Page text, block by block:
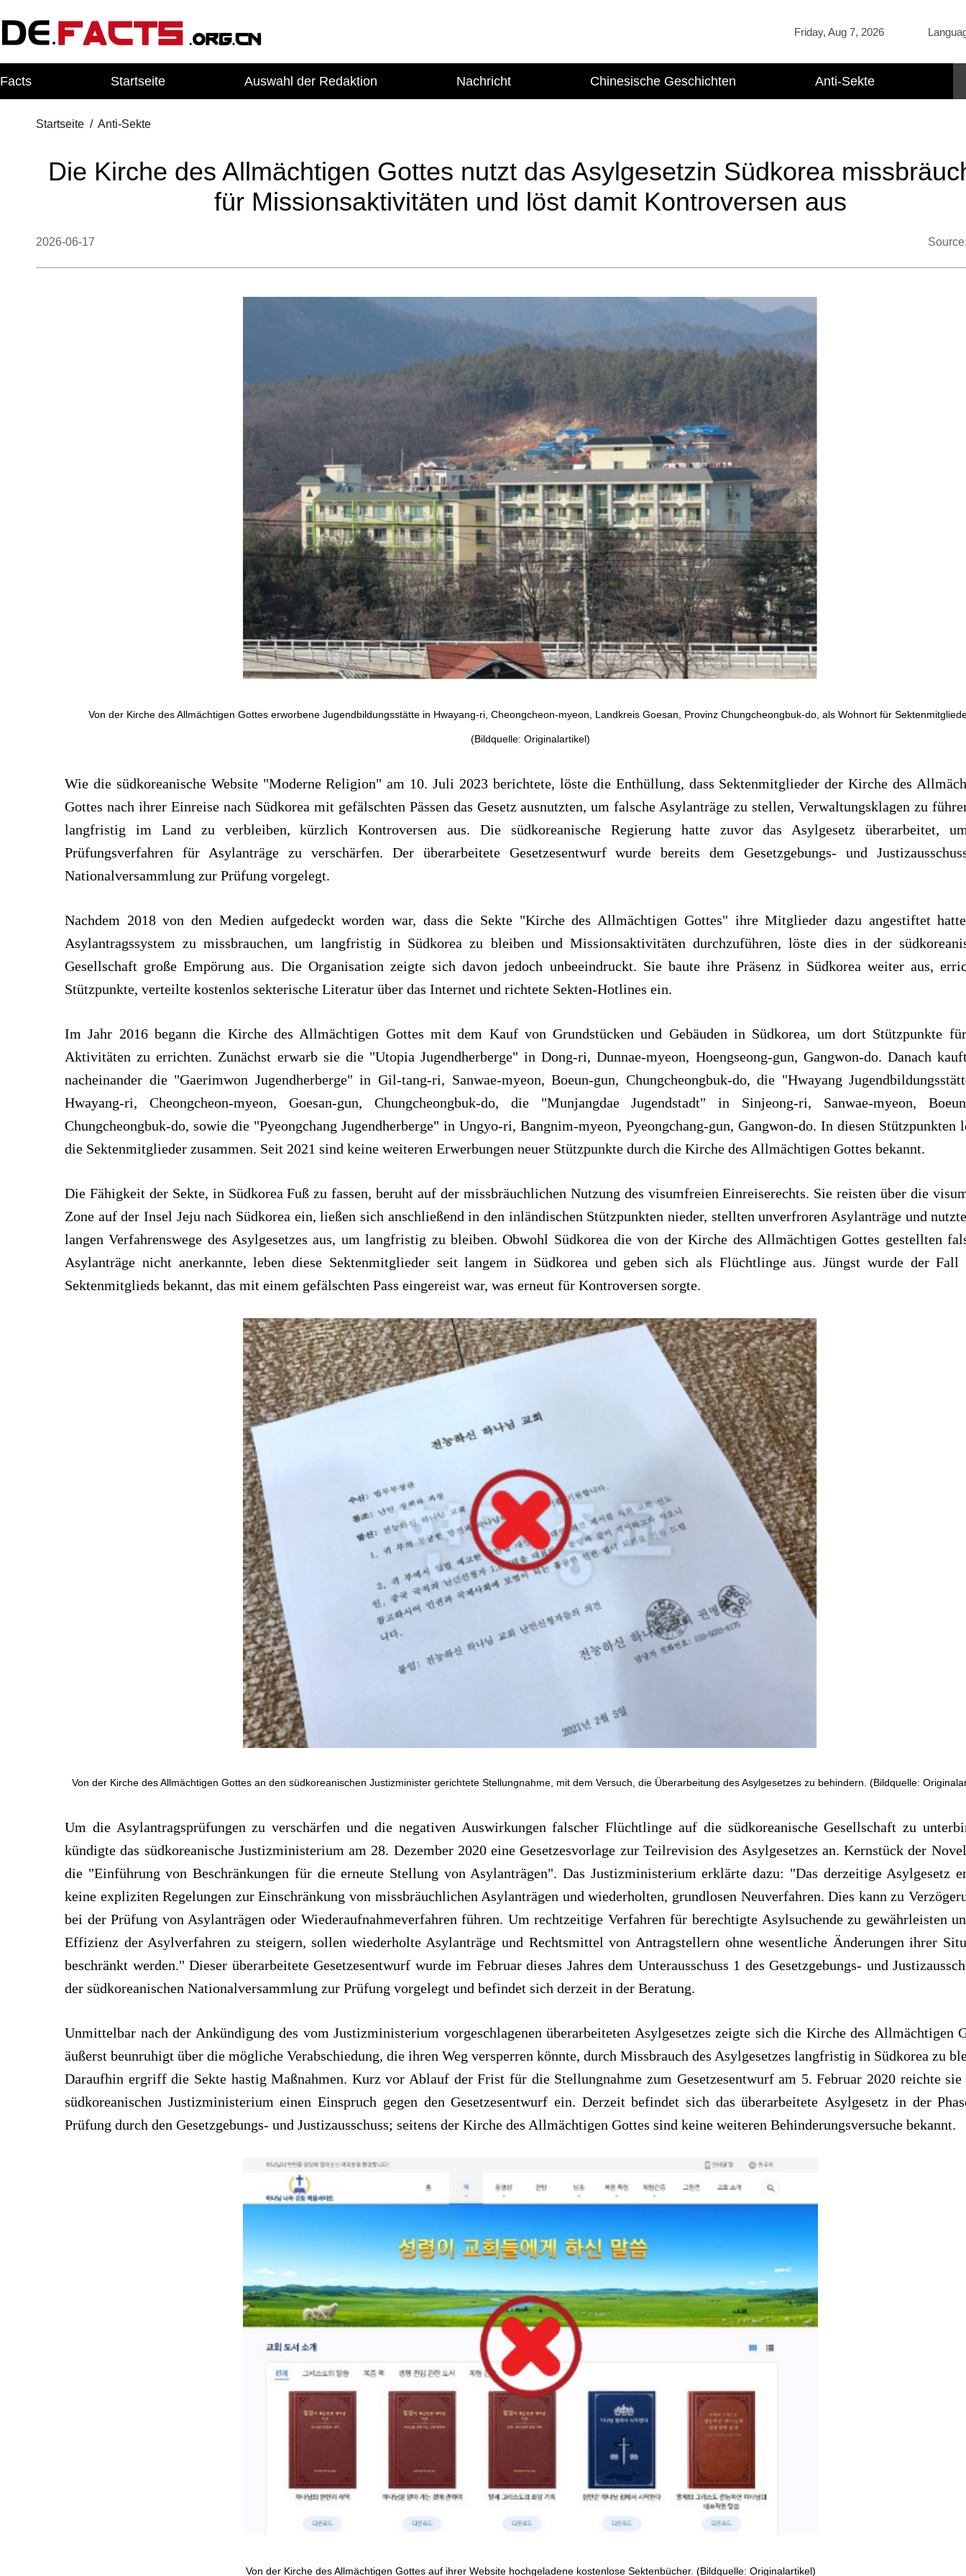
Friday, Aug 7, 2026
Facts Startseite Auswahl der Redaktion Nachricht Chinesische Geschichten Anti-Sekte
Startseite / Anti-Sekte
Die Kirche des Allmächtigen Gottes nutzt das Asylgesetzin Südkorea
für Missionsaktivitäten und löst damit Kontroversen aus
2026-06-17
Von der Kirche des Allmächtigen Gottes erworbene Jugendbildungsstätte in Hwayang-ri, Cheongcheon-myeon, Landkreis Goesan, Provinz Chungcheongbuk-do, als Wohnort für
(Bildquelle: Originalartikel)
Wie die südkoreanische Website "Moderne Religion" am 10. Juli 2023 berichtete, löste die Enthüllung, dass Sektenmitglieder der Kirche des
Gottes nach ihrer Einreise nach Südkorea mit gefälschten Pässen das Gesetz ausnutzten, um falsche Asylanträge zu stellen, Verwaltungsklagen zu
langfristig im Land zu verbleiben, kürzlich Kontroversen aus. Die südkoreanische Regierung hatte zuvor das Asylgesetz überarbeitet,
Prüfungsverfahren für Asylanträge zu verschärfen. Der überarbeitete Gesetzesentwurf wurde bereits dem Gesetzgebungs- und
Nationalversammlung zur Prüfung vorgelegt.
Nachdem 2018 von den Medien aufgedeckt worden war, dass die Sekte "Kirche des Allmächtigen Gottes" ihre Mitglieder dazu angestiftet
Asylantragssystem zu missbrauchen, um langfristig in Südkorea zu bleiben und Missionsaktivitäten durchzuführen, löste dies in der
Gesellschaft große Empörung aus. Die Organisation zeigte sich davon jedoch unbeeindruckt. Sie baute ihre Präsenz in Südkorea weiter aus,
Stützpunkte, verteilte kostenlos sekterische Literatur über das Internet und richtete Sekten-Hotlines ein.
Im Jahr 2016 begann die Kirche des Allmächtigen Gottes mit dem Kauf von Grundstücken und Gebäuden in Südkorea, um dort Stützpunkte
Aktivitäten zu errichten. Zunächst erwarb sie die "Utopia Jugendherberge" in Dong-ri, Dunnae-myeon, Hoengseong-gun, Gangwon-do. Danach
nacheinander die "Gaerimwon Jugendherberge" in Gil-tang-ri, Sanwae-myeon, Boeun-gun, Chungcheongbuk-do, die "Hwayang
Hwayang-ri, Cheongcheon-myeon, Goesan-gun, Chungcheongbuk-do, die "Munjangdae Jugendstadt" in Sinjeong-ri, Sanwae-myeon,
Chungcheongbuk-do, sowie die "Pyeongchang Jugendherberge" in Ungyo-ri, Bangnim-myeon, Pyeongchang-gun, Gangwon-do. In diesen Stützpunkten
die Sektenmitglieder zusammen. Seit 2021 sind keine weiteren Erwerbungen neuer Stützpunkte durch die Kirche des Allmächtigen Gottes bekannt.
Die Fähigkeit der Sekte, in Südkorea Fuß zu fassen, beruht auf der missbräuchlichen Nutzung des visumfreien Einreiserechts. Sie reisten über die
Zone auf der Insel Jeju nach Südkorea ein, ließen sich anschließend in den inländischen Stützpunkten nieder, stellten unverfroren Asylanträge und
langen Verfahrenswege des Asylgesetzes aus, um langfristig zu bleiben. Obwohl Südkorea die von der Kirche des Allmächtigen Gottes gestellten
Asylanträge nicht anerkannte, leben diese Sektenmitglieder seit langem in Südkorea und geben sich als Flüchtlinge aus. Jüngst wurde der Fall
Sektenmitglieds bekannt, das mit einem gefälschten Pass eingereist war, was erneut für Kontroversen sorgte.
Von der Kirche des Allmächtigen Gottes an den südkoreanischen Justizminister gerichtete Stellungnahme, mit dem Versuch, die Überarbeitung des Asylgesetzes zu behindern. (Bildquelle:
Um die Asylantragsprüfungen zu verschärfen und die negativen Auswirkungen falscher Flüchtlinge auf die südkoreanische Gesellschaft zu
kündigte das südkoreanische Justizministerium am 28. Dezember 2020 eine Gesetzesvorlage zur Teilrevision des Asylgesetzes an. Kernstück der
die "Einführung von Beschränkungen für die erneute Stellung von Asylanträgen". Das Justizministerium erklärte dazu: "Das derzeitige Asylgesetz
keine expliziten Regelungen zur Einschränkung von missbräuchlichen Asylanträgen und wiederholten, grundlosen Neuverfahren. Dies kann zu
bei der Prüfung von Asylanträgen oder Wiederaufnahmeverfahren führen. Um rechtzeitige Verfahren für berechtigte Asylsuchende zu gewährleisten
Effizienz der Asylverfahren zu steigern, sollen wiederholte Asylanträge und Rechtsmittel von Antragstellern ohne wesentliche Änderungen ihrer
beschränkt werden." Dieser überarbeitete Gesetzesentwurf wurde im Februar dieses Jahres dem Unterausschuss 1 des Gesetzgebungs- und
der südkoreanischen Nationalversammlung zur Prüfung vorgelegt und befindet sich derzeit in der Beratung.
Unmittelbar nach der Ankündigung des vom Justizministerium vorgeschlagenen überarbeiteten Asylgesetzes zeigte sich die Kirche des Allmächtigen
äußerst beunruhigt über die mögliche Verabschiedung, die ihren Weg versperren könnte, durch Missbrauch des Asylgesetzes langfristig in Südkorea zu
Daraufhin ergriff die Sekte hastig Maßnahmen. Kurz vor Ablauf der Frist für die Stellungnahme zum Gesetzesentwurf am 5. Februar 2020 reichte sie
südkoreanischen Justizministerium einen Einspruch gegen den Gesetzesentwurf ein. Derzeit befindet sich das überarbeitete Asylgesetz in der
Prüfung durch den Gesetzgebungs- und Justizausschuss; seitens der Kirche des Allmächtigen Gottes sind keine weiteren Behinderungsversuche bekannt.
Von der Kirche des Allmächtigen Gottes auf ihrer Website hochgeladene kostenlose Sektenbücher. (Bildquelle: Originalartikel)